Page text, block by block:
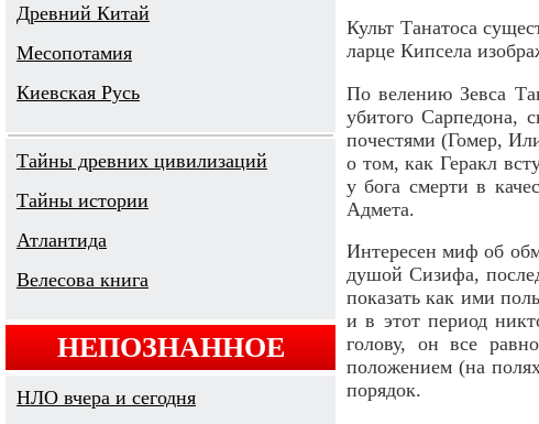
Древний Китай
Месопотамия
Киевская Русь
Тайны древних цивилизаций
Тайны истории
Атлантида
Велесова книга
НЕПОЗНАННОЕ
НЛО вчера и сегодня
Культ Танатоса
ларце Кипсела
По велению Зевса
убитого Сарпедона,
почестями (Гомер,
о том, как Геракл
у бога смерти в
Адмета.
Интересен миф об
душой Сизифа,
показать как ими
и в этот период
голову, он все
положением (на
порядок.